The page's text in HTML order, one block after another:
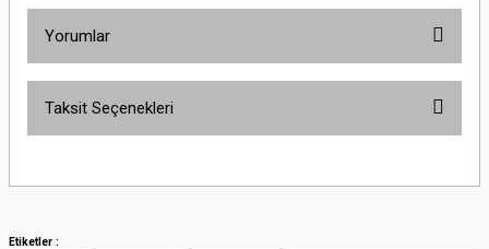
Yorumlar
Yorum Yaz
Taksit Seçenekleri
Etiketler :